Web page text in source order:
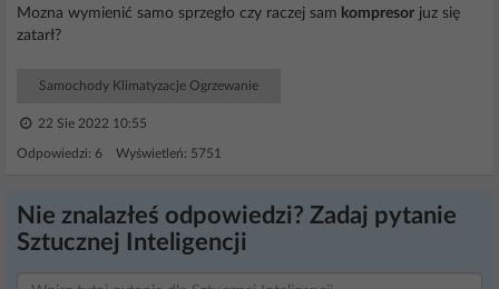
Mozna wymienić samo sprzegło czy raczej sam kompresor juz się
zatarł?
Samochody Klimatyzacje Ogrzewanie
22 Sie 2022 10:55
Odpowiedzi: 6 Wyświetleń: 5751
Nie znalazłeś odpowiedzi? Zadaj pytanie
Sztucznej Inteligencji